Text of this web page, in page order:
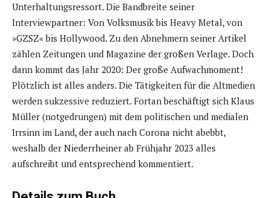
Unterhaltungsressort. Die Bandbreite seiner
Interviewpartner: Von Volksmusik bis Heavy Metal, von
»GZSZ« bis Hollywood. Zu den Abnehmern seiner Artikel
zählen Zeitungen und Magazine der großen Verlage. Doch
dann kommt das Jahr 2020: Der große Aufwachmoment!
Plötzlich ist alles anders. Die Tätigkeiten für die Altmedien
werden sukzessive reduziert. Fortan beschäftigt sich Klaus
Müller (notgedrungen) mit dem politischen und medialen
Irrsinn im Land, der auch nach Corona nicht abebbt,
weshalb der Niederrheiner ab Frühjahr 2023 alles
aufschreibt und entsprechend kommentiert.